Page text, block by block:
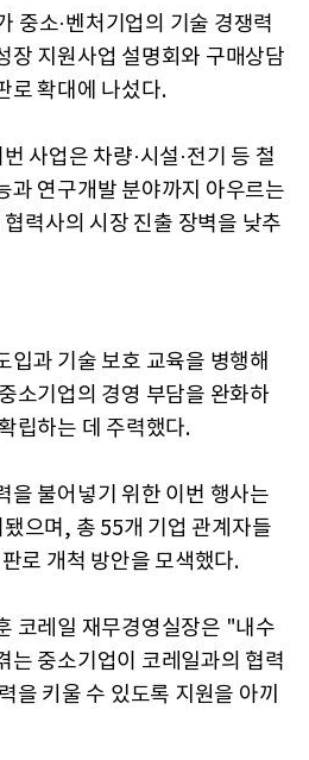
중소·벤처기업의 기술 경쟁력
장 지원사업 설명회와 구매상담
로 확대에 나섰다.
사업은 차량·시설·전기 등 철
과 연구개발 분야까지 아우르는
력사의 시장 진출 장벽을 낮추
입과 기술 보호 교육을 병행해
소기업의 경영 부담을 완화하
립하는 데 주력했다.
을 불어넣기 위한 이번 행사는
으며, 총 55개 기업 관계자들
로 개척 방안을 모색했다.
코레일 재무경영실장은 "내수
는 중소기업이 코레일과의 협력
을 키울 수 있도록 지원을 아끼